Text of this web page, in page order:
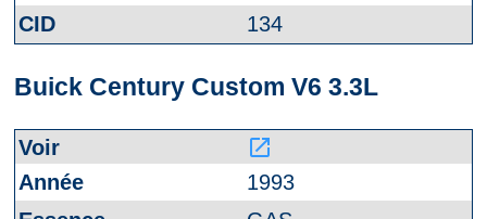
134
Buick Century Custom V6 3.3L
launch
1993